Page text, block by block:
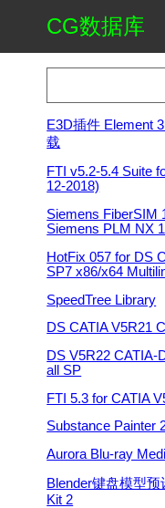
CG数据库
E3D插件 Element
载
FTI v5.2-5.4 Suite
12-2018)
Siemens FiberSIM
Siemens PLM NX
HotFix 057 for DS
SP7 x86/x64
SpeedTree Library
DS CATIA V5R21
DS V5R22 CATIA-
all SP
FTI 5.3 for CATIA
Substance Painter
Aurora Blu-ray
Blender键盘模型
Kit 2